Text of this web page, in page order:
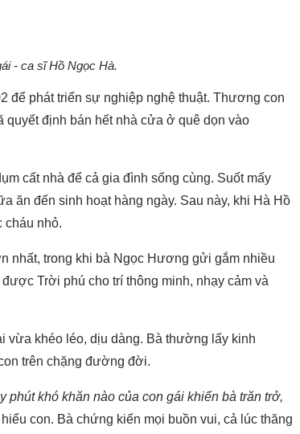
- ca sĩ Hồ Ngọc Hà.
để phát triển sự nghiệp nghệ thuật. Thương con
định bán hết nhà cửa ở quê dọn vào
cất nhà để cả gia đình sống cùng. Suốt mấy
ăn đến sinh hoạt hàng ngày. Sau này, khi Hà Hồ
cháu nhỏ.
nhất, trong khi bà Ngọc Hương gửi gắm nhiều
Trời phú cho trí thông minh, nhạy cảm và
vừa khéo léo, dịu dàng. Bà thường lấy kinh
trên chặng đường đời.
khó khăn nào của con gái khiến bà trăn trở,
con. Bà chứng kiến mọi buồn vui, cả lúc thăng